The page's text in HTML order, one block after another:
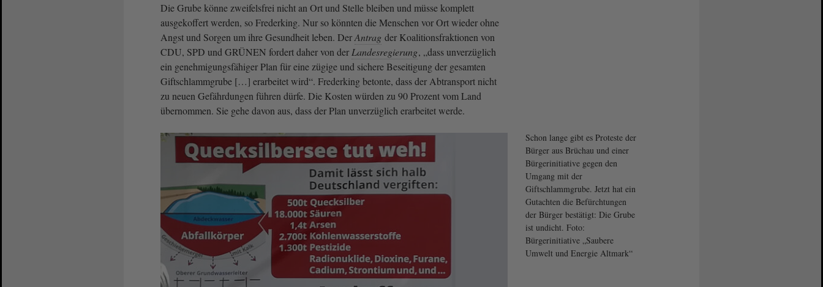
Die Grube könne zweifelsfrei nicht an Ort und Stelle bleiben und müsse komplett
ausgekoffert werden, so Frederking. Nur so könnten die Menschen vor Ort wieder ohne
Angst und Sorgen um ihre Gesundheit leben. DerAntrag der Koalitionsfraktionen von
CDU, SPD und GRÜNEN fordert daher von der Landesregierung, „dass unverzüglich
ein genehmigungsfähiger Plan für eine zügige und sichere Beseitigung der gesamten
Giftschlammgrube […] erarbeitet wird“. Frederking betonte, dass der Abtransport nicht
zu neuen Gefährdungen führen dürfe. Die Kosten würden zu 90 Prozent vom Land
übernommen. Sie gehe davon aus, dass der Plan unverzüglich erarbeitet werde.
Schon lange gibt es Proteste der
Bürger aus Brüchau und einer
Bürgerinitiative gegen den
Umgang mit der
Giftschlammgrube. Jetzt hat ein
Gutachten die Befürchtungen
der Bürger bestätigt: Die Grube
ist undicht. Foto:
Bürgerinitiative „Saubere
Umwelt und Energie Altmark“